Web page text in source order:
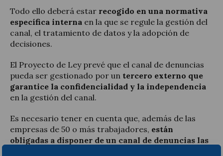
Todo ello deberá estar recogido en una normativa
específica interna en la que se regule la gestión del
canal, el tratamiento de datos y la adopción de
decisiones.
El Proyecto de Ley prevé que el canal de denuncias
pueda ser gestionado por un tercero externo que
garantice la confidencialidad y la independencia
en la gestión del canal.
Es necesario tener en cuenta que, además de las
empresas de 50 o más trabajadores, están
obligadas a disponer de un canal de denuncias las